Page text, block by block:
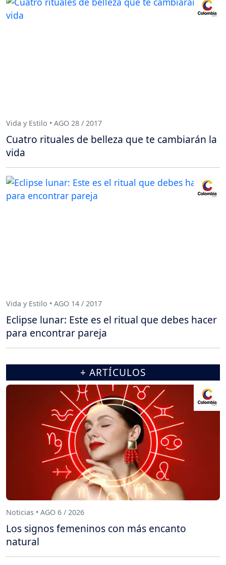
Vida y Estilo • AGO 28 / 2017
Cuatro rituales de belleza que te cambiarán la
vida
Vida y Estilo • AGO 14 / 2017
Eclipse lunar: Este es el ritual que debes hacer
para encontrar pareja
+ ARTÍCULOS
Noticias • AGO 6 / 2026
Los signos femeninos con más encanto
natural